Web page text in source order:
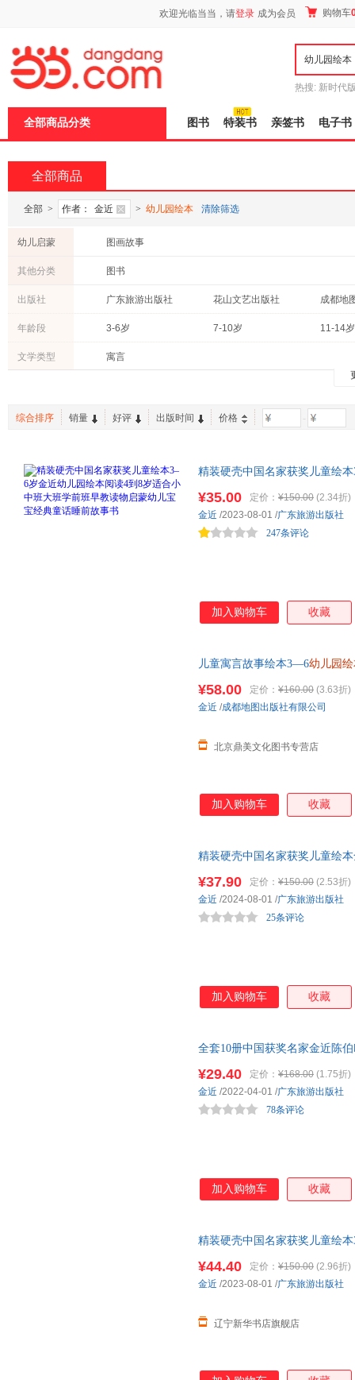
欢迎光临当当，请登录 成为会员 购物车
热搜: 新时代
全部商品分类 图书 特装书 亲签书 电子书
全部商品
全部 > 作者： 金近 > 幼儿园绘本 清除筛选
幼儿启蒙 图画故事
其他分类 图书
出版社 广东旅游出版社 花山文艺出版社
成都地
中国纺织出版社
山东画报出版社 辽宁美
年龄段 3-6岁 7-10岁 11-14岁
文学类型
寓言
综合排序 销量 好评 出版时间 价格 -
精装硬壳中国名家获奖儿童绘本
¥35.00 定价： ¥150.00 (2.34折)
247条评论
金近 /2023-08-01 /广东旅游出版社
加入购物车 收藏
儿童寓言故事绘本3—6幼儿园
¥58.00 定价： ¥160.00 (3.63折)
北京鼎美文化图书专营店
金近 /成都地图出版社有限公司
加入购物车 收藏
精装硬壳中国名家获奖儿童绘
¥37.90 定价： ¥150.00 (2.53折)
25条评论
金近 /2024-08-01 /广东旅游出版社
加入购物车 收藏
全套10册中国获奖名家金近陈
¥29.40 定价： ¥168.00 (1.75折)
78条评论
金近 /2022-04-01 /广东旅游出版社
加入购物车 收藏
精装硬壳中国名家获奖儿童绘本
票 多仓就近发货 85%城市次日
¥44.40 定价： ¥150.00 (2.96折)
辽宁新华书店旗舰店
金近 /2023-08-01 /广东旅游出版社
页
加